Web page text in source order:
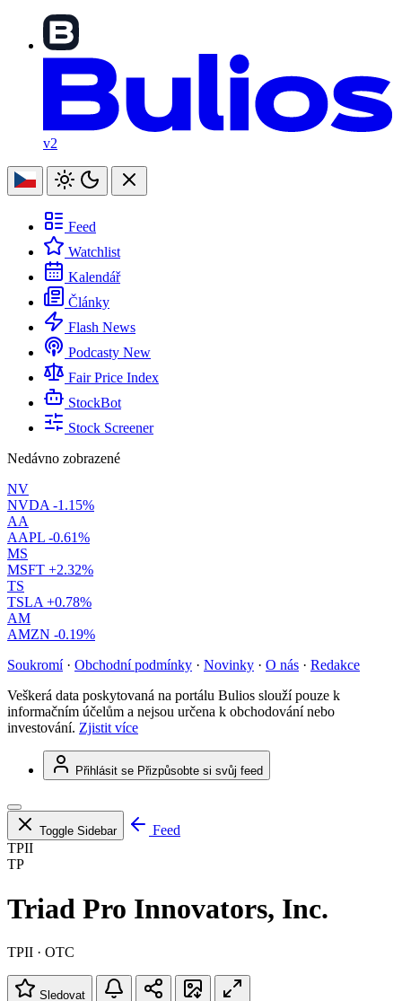
v2
Feed
Watchlist
Kalendář
Články
Flash News
Podcasty New
Fair Price Index
StockBot
Stock Screener
Nedávno zobrazené
NV
NVDA -1.15%
AA
AAPL -0.61%
MS
MSFT +2.32%
TS
TSLA +0.78%
AM
AMZN -0.19%
Soukromí · Obchodní podmínky · Novinky · O nás · Redakce
Veškerá data poskytovaná na portálu Bulios slouží pouze k
informačním účelům a nejsou určena k obchodování nebo
investování. Zjistit více
Přihlásit se Přizpůsobte si svůj feed
Toggle Sidebar
Feed
TPII
TP
Triad Pro Innovators, Inc.
TPII · OTC
Sledovat